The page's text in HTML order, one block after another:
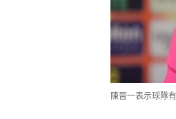
陳晉一表示球隊